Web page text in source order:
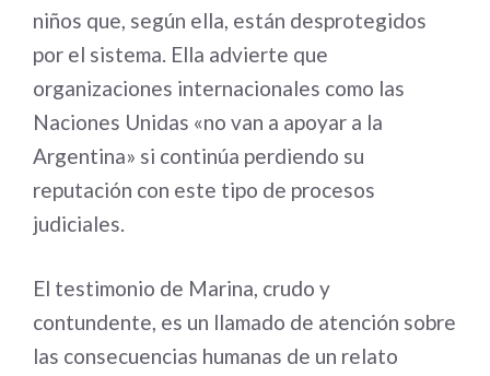
niños que, según ella, están desprotegidos
por el sistema. Ella advierte que
organizaciones internacionales como las
Naciones Unidas «no van a apoyar a la
Argentina» si continúa perdiendo su
reputación con este tipo de procesos
judiciales.
El testimonio de Marina, crudo y
contundente, es un llamado de atención sobre
las consecuencias humanas de un relato